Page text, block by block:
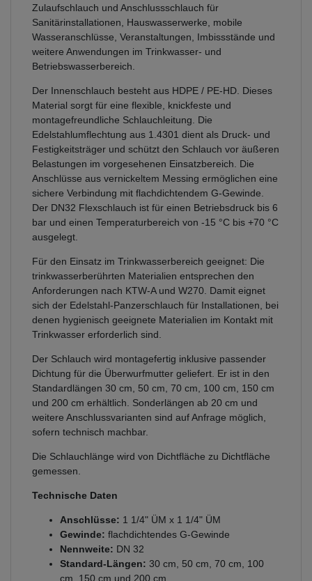
Zulaufschlauch und Anschlussschlauch für
Sanitärinstallationen, Hauswasserwerke, mobile
Wasseranschlüsse, Veranstaltungen, Imbissstände und
weitere Anwendungen im Trinkwasser- und
Betriebswasserbereich.
Der Innenschlauch besteht aus HDPE / PE-HD. Dieses
Material sorgt für eine flexible, knickfeste und
montagefreundliche Schlauchleitung. Die
Edelstahlumflechtung aus 1.4301 dient als Druck- und
Festigkeitsträger und schützt den Schlauch vor äußeren
Belastungen im vorgesehenen Einsatzbereich. Die
Anschlüsse aus vernickeltem Messing ermöglichen eine
sichere Verbindung mit flachdichtendem G-Gewinde.
Der DN32 Flexschlauch ist für einen Betriebsdruck bis 6
bar und einen Temperaturbereich von -15 °C bis +70 °C
ausgelegt.
Für den Einsatz im Trinkwasserbereich geeignet: Die
trinkwasserberührten Materialien entsprechen den
Anforderungen nach KTW-A und W270. Damit eignet
sich der Edelstahl-Panzerschlauch für Installationen, bei
denen hygienisch geeignete Materialien im Kontakt mit
Trinkwasser erforderlich sind.
Der Schlauch wird montagefertig inklusive passender
Dichtung für die Überwurfmutter geliefert. Er ist in den
Standardlängen 30 cm, 50 cm, 70 cm, 100 cm, 150 cm
und 200 cm erhältlich. Sonderlängen ab 20 cm und
weitere Anschlussvarianten sind auf Anfrage möglich,
sofern technisch machbar.
Die Schlauchlänge wird von Dichtfläche zu Dichtfläche
gemessen.
Technische Daten
Anschlüsse: 1 1/4" ÜM x 1 1/4" ÜM
Gewinde: flachdichtendes G-Gewinde
Nennweite: DN 32
Standard-Längen: 30 cm, 50 cm, 70 cm, 100
cm, 150 cm und 200 cm